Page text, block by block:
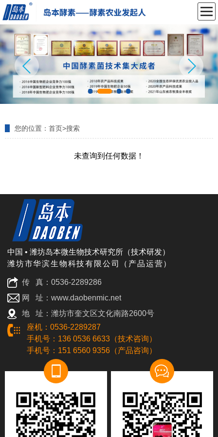
您的位置： 首页>搜索
未查询到任何数据！
中国 • 潍坊岛本微生物技术研究所（技术研发）
潍坊市华滨生物科技有限公司（产品运营）
传 真：0536-2289286
网 址：www.daobenmic.net
地 址：潍坊市奎文区文化南路2600号
座机：0536-2289287
手机号：136 0536 6633（技术咨询）
手机号：151 6560 9356（产品咨询）